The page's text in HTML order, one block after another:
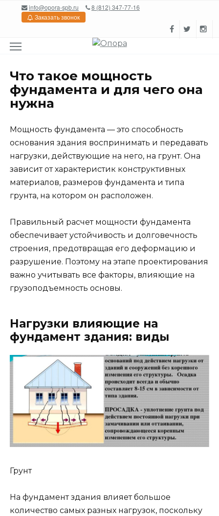
Перейтиinfo@opora-spb.ru
8 (812) 347-77-16
Заказать звонок
Что такое мощность
фундамента и для чего она
нужна
Мощность фундамента — это способность
основания здания воспринимать и передавать
нагрузки, действующие на него, на грунт. Она
зависит от характеристик конструктивных
материалов, размеров фундамента и типа
грунта, на котором он расположен.
Правильный расчет мощности фундамента
обеспечивает устойчивость и долговечность
строения, предотвращая его деформацию и
разрушение. Поэтому на этапе проектирования
важно учитывать все факторы, влияющие на
грузоподъемность основы.
Нагрузки влияющие на
фундамент здания: виды
Грунт
На фундамент здания влияет большое
количество самых разных нагрузок, поскольку